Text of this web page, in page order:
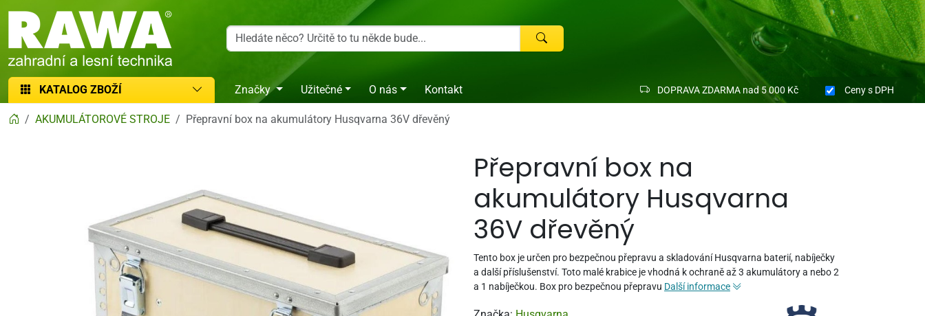
RAWA zahradní a lesní technika
KATALOG ZBOŽÍ Značky Užitečné O nás Kontakt DOPRAVA ZDARMA nad 5 000 Kč Cenys DPH
AKUMULÁTOROVÉ STROJE Přepravní box na akumulátory Husqvarna 36V dřevěný
Přepravní box na
akumulátory Husqvarna
36V dřevěný
Tento box je určen pro bezpečnou přepravu a skladování Husqvarna baterií, nabíječky
a další příslušenství. Toto malé krabice je vhodná k ochraně až 3 akumulátory a nebo 2
a 1 nabíječkou. Box pro bezpečnou přepravu Další informace